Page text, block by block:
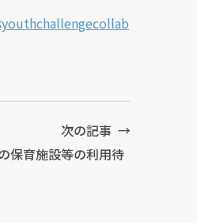
次の記事 →
保育施設等の利用待